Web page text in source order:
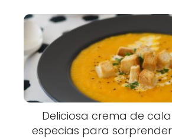
Deliciosa crema de
especias para